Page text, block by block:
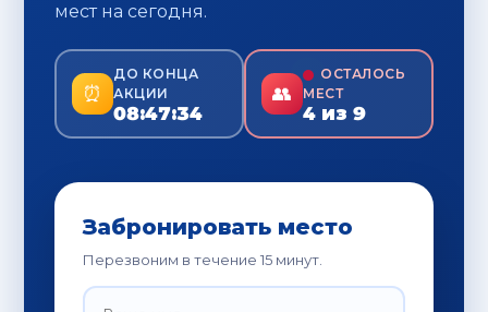
на сегодня.
⏰
ДО КОНЦА
АКЦИИ
08:47:32
👥
ОСТАЛОСЬ
МЕСТ
3 из 9
Забронировать место
Перезвоним в течение 15 минут.